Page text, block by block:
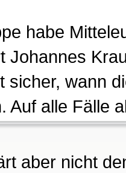
habe
Johannes
sicher, wann
Auf alle Fälle
aber nicht